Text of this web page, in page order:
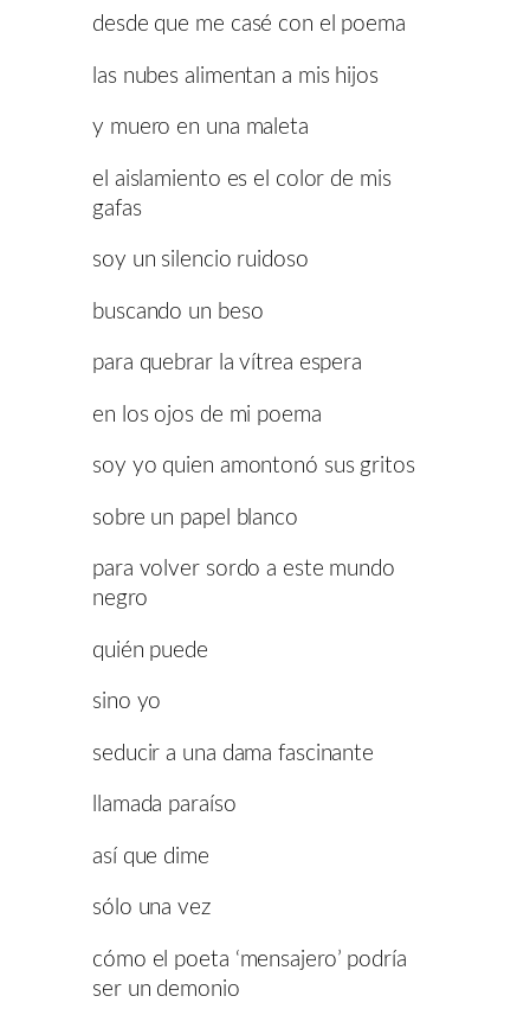
desde que me casé con el poema
las nubes alimentan a mis hijos
y muero en una maleta
el aislamiento es el color de mis
gafas
soy un silencio ruidoso
buscando un beso
para quebrar la vítrea espera
en los ojos de mi poema
soy yo quien amontonó sus gritos
sobre un papel blanco
para volver sordo a este mundo
negro
quién puede
sino yo
seducir a una dama fascinante
llamada paraíso
así que dime
sólo una vez
cómo el poeta ‘mensajero’ podría
ser un demonio